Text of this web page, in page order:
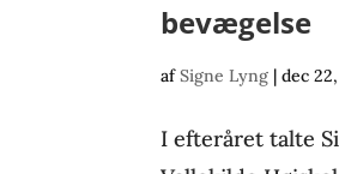
bevægelse
afSigne Lyng |dec
I efteråret talte